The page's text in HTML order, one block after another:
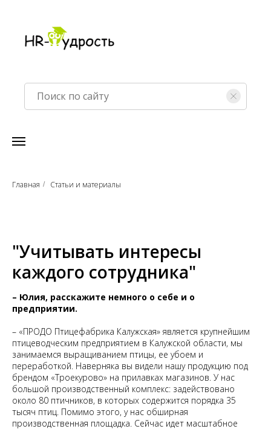
Главная / Статьи и материалы
"Учитывать интересы
каждого сотрудника"
– Юлия, расскажите немного о себе и о
предприятии.
– «ПРОДО Птицефабрика Калужская» является крупнейшим
птицеводческим предприятием в Калужской области, мы
занимаемся выращиванием птицы, ее убоем и
переработкой. Наверняка вы видели нашу продукцию под
брендом «Троекурово» на прилавках магазинов. У нас
большой производственный комплекс: задействовано
около 80 птичников, в которых содержится порядка 35
тысяч птиц. Помимо этого, у нас обширная
производственная площадка. Сейчас идет масштабное